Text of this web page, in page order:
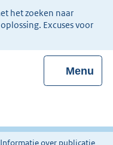
het zoeken naar
Excuses voor
Menu
Informatie over publicatie